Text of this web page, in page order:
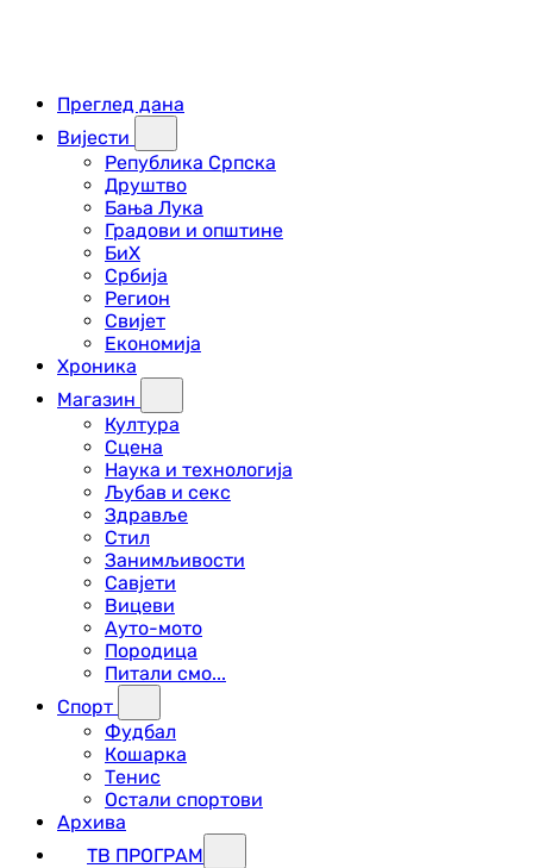
Преглед дана
Вијести
Република Српска
Друштво
Бања Лука
Градови и општине
БиХ
Србија
Регион
Свијет
Економија
Хроника
Магазин
Култура
Сцена
Наука и технологија
Љубав и секс
Здравље
Стил
Занимљивости
Савјети
Вицеви
Ауто-мото
Породица
Питали смо...
Спорт
Фудбал
Кошарка
Тенис
Остали спортови
Архива
ТВ ПРОГРАМ